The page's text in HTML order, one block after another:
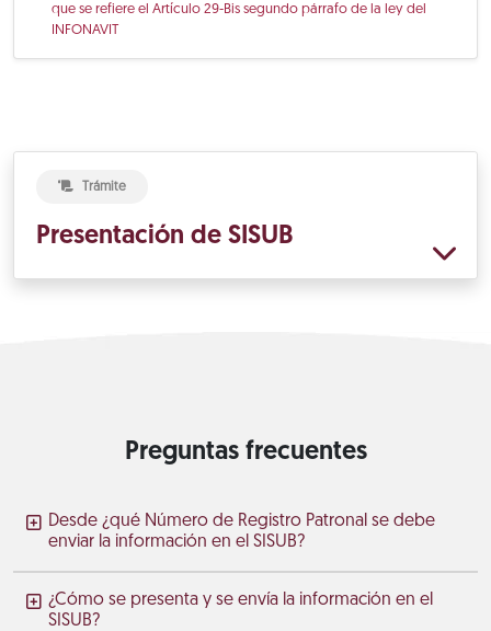
que se refiere el Artículo 29-Bis segundo párrafo de la ley del
INFONAVIT
Trámite
Presentación de SISUB
Preguntas frecuentes
Desde ¿qué Número de Registro Patronal se debe
enviar la información en el SISUB?
¿Cómo se presenta y se envía la información en el
SISUB?